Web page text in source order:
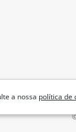
a nossa política de